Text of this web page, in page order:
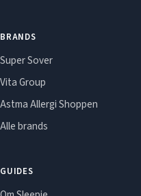
BRANDS
Super Sover
Vita Group
Astma Allergi Shoppen
Alle brands
GUIDES